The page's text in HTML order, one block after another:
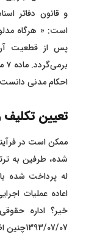
است: « هرگاه
پس از قطعیت آن
احکام مدنی
تعیین تکلیف
ممکن است در
شده، طرفین به
له پرداخت شده
اعاده عملیات
1393/07/07چنین اظهار نظر نموده است: